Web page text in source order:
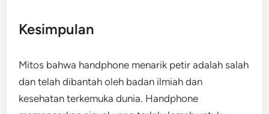
Kesimpulan
Mitos bahwa handphone menarik petir adalah salah
dan telah dibantah oleh badan ilmiah dan
kesehatan terkemuka dunia. Handphone